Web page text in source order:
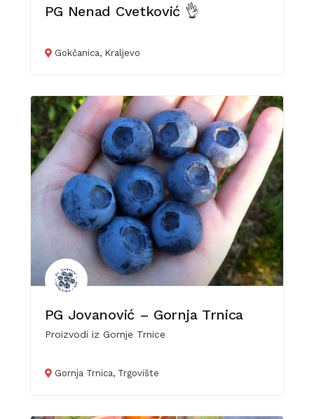
PG Nenad Cvetković 👌
Gokčanica, Kraljevo
PG Jovanović – Gornja Trnica
Proizvodi iz Gornje Trnice
Gornja Trnica, Trgovište